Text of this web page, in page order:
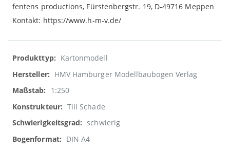
fentens productions, Fürstenbergstr. 19, D-49716 Meppen
Kontakt: https://www.h-m-v.de/
Weitere
Informationen
Kartonmodell
HMV Hamburger Modellbaubogen Verlag
1:250
Till Schade
schwierig
DIN A4